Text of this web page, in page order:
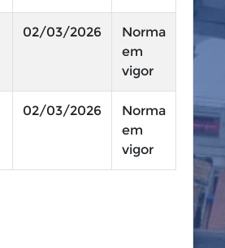
02/03/2026
Norma
em
vigor
02/03/2026
Norma
em
vigor